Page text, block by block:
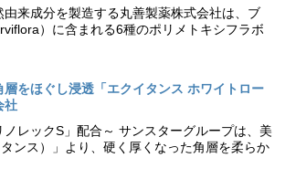
来成分を製造する丸善製薬株式会社は、ブ
）に含まれる6種のポリメトキシフラボ
をほぐし浸透「エクイタンス ホワイトロー
社
ノレックS」配合～ サンスターグループは、美
ンス）」より、硬く厚くなった角層を柔らか